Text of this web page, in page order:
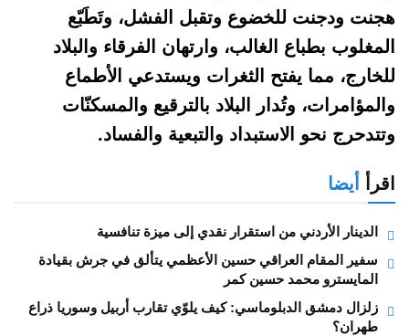
هجنت ودجنت للخضوع وتقبل الفشل، وتَطَبّع
المغلوب بطباع الغالب، وارتهان الفرقاء والبلاد
للخارج، مما يفتح الثغرات ويستدعي الأطماع
والمؤامرات، وتُدار البلاد بالترقيع والمسكنّات
وتتدحرج نحو الاستبداد والتبعية والفساد.
اقرأ أيضا
الدينار الأردني من استقرار نقدي إلى ميزة تنافسية
سفير المقام العراقي حسين الأعظمي يتألق في جرش بقيادة
المايسترو محمد حسين كمر
زلزال دمشق الدبلوماسي: كيف يلوّي تقارب أربيل وسوريا ذراع
طهران؟